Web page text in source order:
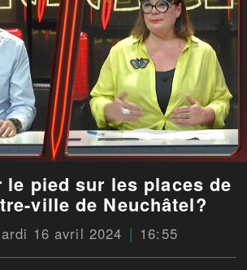
le pied sur les places de
ville de Neuchâtel?
16 avril 2024 16:55